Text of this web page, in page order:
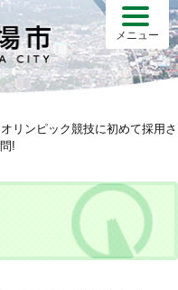
メニュー
オリンピック競技に初めて採用さ
!